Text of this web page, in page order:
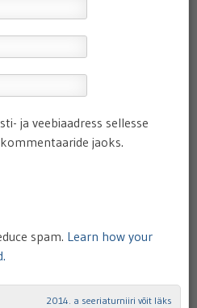
ja veebiaadress sellesse
jaoks.
spam. Learn how your
2014. a seeriaturniiri võit läks